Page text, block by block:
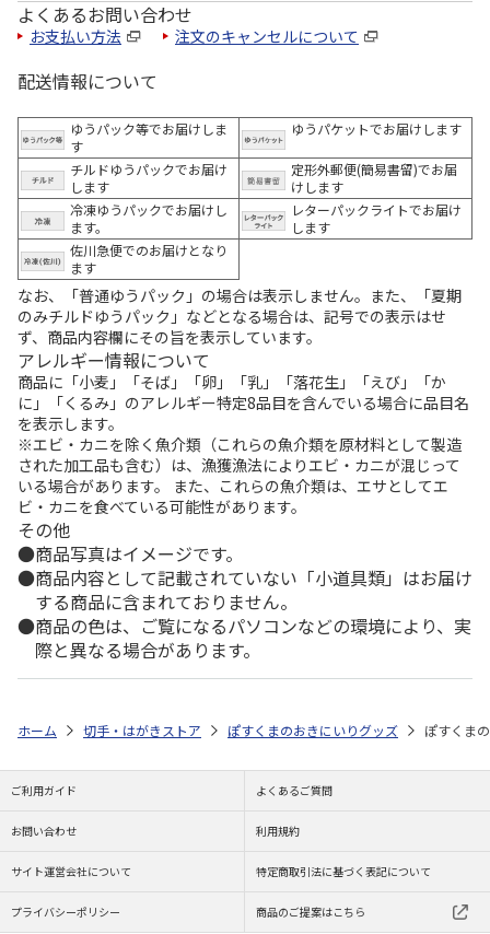
よくあるお問い合わせ
お支払い方法 注文のキャンセルについて
配送情報について
ゆうパック等でお届けしま
す
ゆうパケットでお届けします
チルドゆうパックでお届け
します
定形外郵便(簡易書留)でお届
けします
冷凍ゆうパックでお届けし
ます。
レターパックライトでお届け
します
佐川急便でのお届けとなり
ます
なお、「普通ゆうパック」の場合は表示しません。また、「夏期
のみチルドゆうパック」などとなる場合は、記号での表示はせ
ず、商品内容欄にその旨を表示しています。
アレルギー情報について
商品に「小麦」「そば」「卵」「乳」「落花生」「えび」「か
に」「くるみ」のアレルギー特定8品目を含んでいる場合に品目名
を表示します。
※エビ・カニを除く魚介類（これらの魚介類を原材料として製造
された加工品も含む）は、漁獲漁法によりエビ・カニが混じって
いる場合があります。 また、これらの魚介類は、エサとしてエ
ビ・カニを食べている可能性があります。
その他
商品写真はイメージです。
商品内容として記載されていない「小道具類」はお届け
する商品に含まれておりません。
商品の色は、ご覧になるパソコンなどの環境により、実
際と異なる場合があります。
ホーム 切手・はがきストア ぽすくまのおきにいりグッズ ぽすくま
ご利用ガイド よくあるご質問
お問い合わせ 利用規約
サイト運営会社について 特定商取引法に基づく表記について
プライバシーポリシー 商品のご提案はこちら